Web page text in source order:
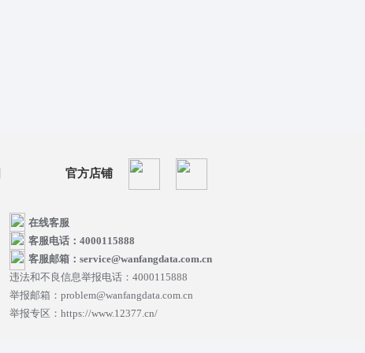
官方店铺
在线客服
客服电话：4000115888
客服邮箱：service@wanfangdata.com.cn
违法和不良信息举报电话：4000115888
举报邮箱：problem@wanfangdata.com.cn
举报专区：https://www.12377.cn/